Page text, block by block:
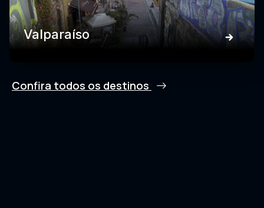
Valparaíso
Confira todos os destinos